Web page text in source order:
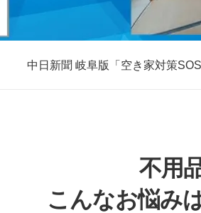
買取・片付けのアイワクリーン
中日新聞 岐阜版「空き家対策
買取・片付けのアイワクリーン
不用
こんなお悩み